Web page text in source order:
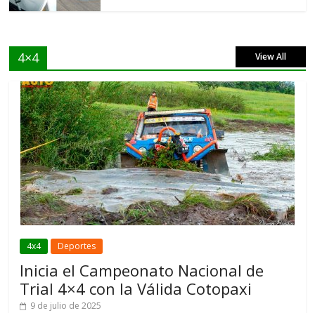
4×4 View All
4x4 Deportes
Inicia el Campeonato Nacional de
Trial 4×4 con la Válida Cotopaxi
9 de julio de 2025